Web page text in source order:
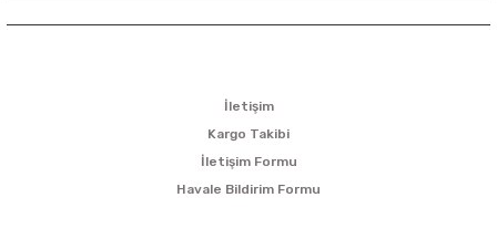
İletişim
Kargo Takibi
İletişim Formu
Havale Bildirim Formu